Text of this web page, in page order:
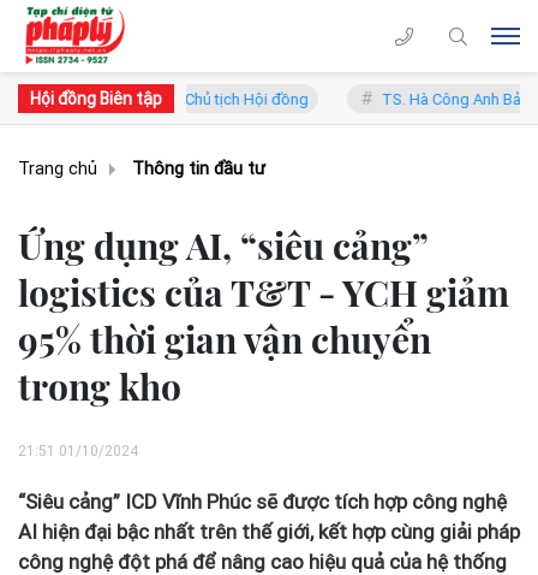
Hội đồng Biên tập
Lý - Phó Chủ tịch Hội đồng TS. Hà Công Anh Bảo - Phó Chủ tịch
Trang chủ Thông tin đầu tư
Ứng dụng AI, “siêu cảng”
logistics của T&T - YCH giảm
95% thời gian vận chuyển
trong kho
21:51 01/10/2024
“Siêu cảng” ICD Vĩnh Phúc sẽ được tích hợp công nghệ
AI hiện đại bậc nhất trên thế giới, kết hợp cùng giải pháp
công nghệ đột phá để nâng cao hiệu quả của hệ thống